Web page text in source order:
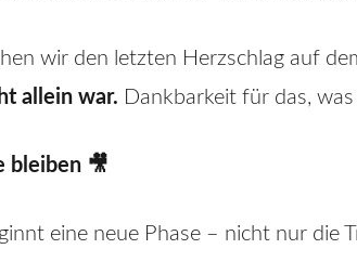
wir den letzten Herzschlag auf
allein war. Dankbarkeit für das,
bleiben 🎥
eine neue Phase – nicht nur